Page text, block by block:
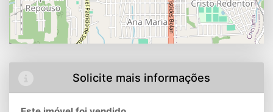
Solicite mais informações